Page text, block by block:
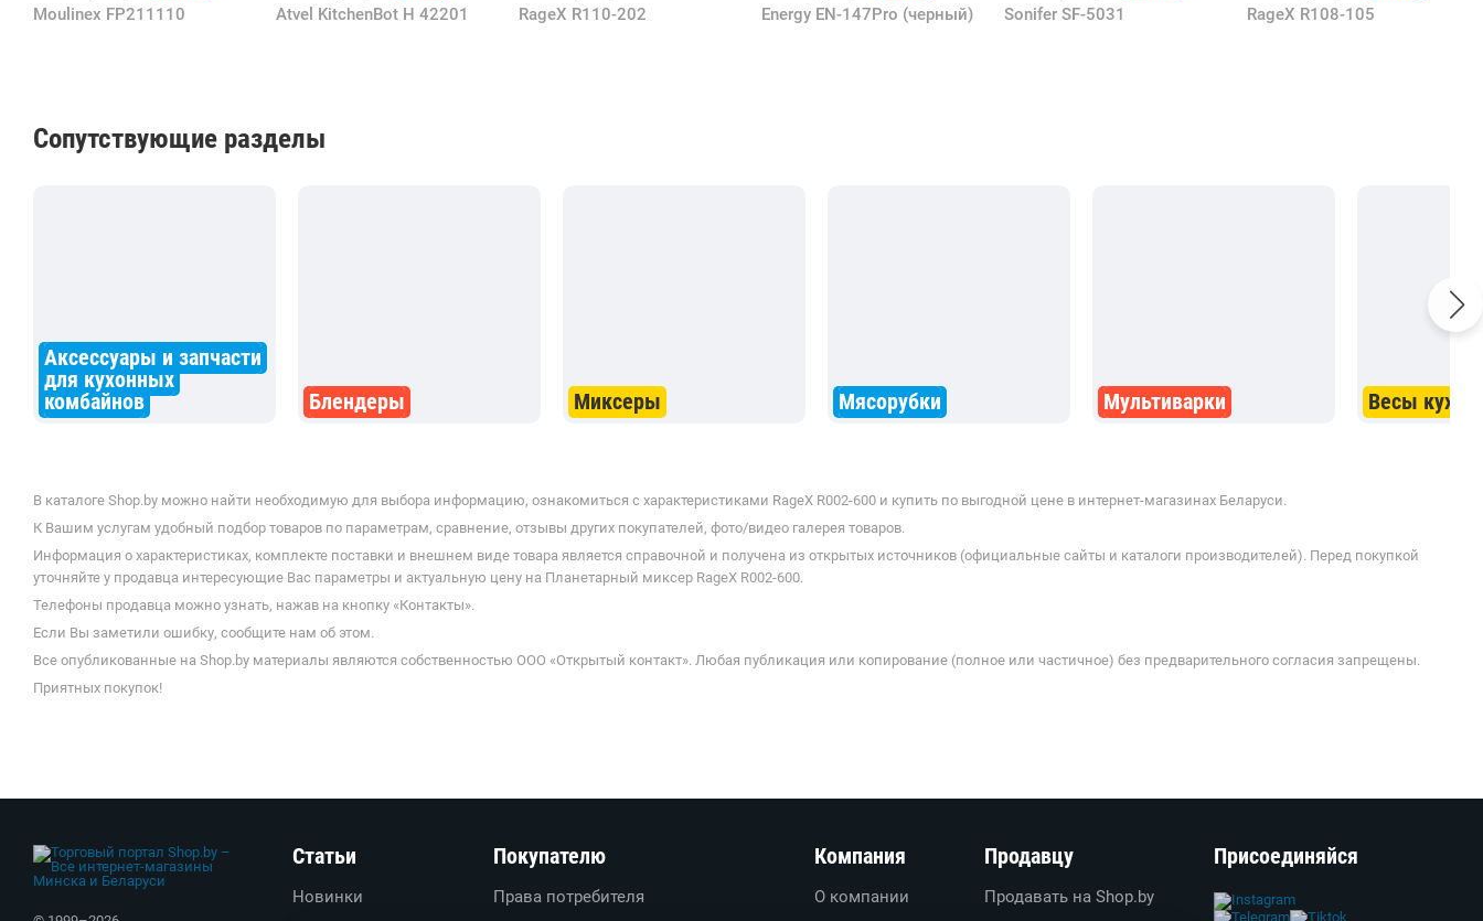
Moulinex FP211110 Atvel KitchenBot H 42201 RageX R110-202 Energy EN-147Pro (черный) Sonifer SF-5031 RageX R108-105
Сопутствующие разделы
Аксессуары и запчасти
для кухонных
комбайнов
Блендеры Миксеры Мясорубки Мультиварки Весы
В каталоге Shop.by можно найти необходимую для выбора информацию, ознакомиться с характеристиками RageX R002-600 и купить по выгодной цене в интернет-магазинах Беларуси.
К Вашим услугам удобный подбор товаров по параметрам, сравнение, отзывы других покупателей, фото/видео галерея товаров.
Информация о характеристиках, комплекте поставки и внешнем виде товара является справочной и получена из открытых источников (официальные сайты и каталоги производителей). Перед покупкой
уточняйте у продавца интересующие Вас параметры и актуальную цену на Планетарный миксер RageX R002-600.
Телефоны продавца можно узнать, нажав на кнопку «Контакты».
Если Вы заметили ошибку, сообщите нам об этом.
Все опубликованные на Shop.by материалы являются собственностью ООО «Открытый контакт». Любая публикация или копирование (полное или частичное) без предварительного согласия запрещены.
Приятных покупок!
Статьи
Новинки
Покупателю
Права потребителя
Компания
О компании
Продавцу
Продавать на Shop.by
Присоединяйся